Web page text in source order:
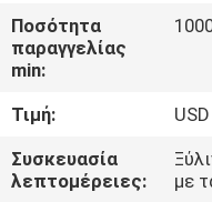
ΠΟΙΟΤΙΚΌΣ
ΈΛΕΓΧΟΣ
ΜΑΣ
ΕΛΆΤΕ
Ποσότητα
παραγγελίας
min:
Τιμή:
Συσκευασία
λεπτομέρειες:
με